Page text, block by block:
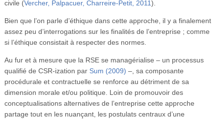
civile (Vercher, Palpacuer, Charreire-Petit, 2011).
Bien que l’on parle d’éthique dans cette approche, il y a finalement
assez peu d’interrogations sur les finalités de l’entreprise ; comme
si l’éthique consistait à respecter des normes.
Au fur et à mesure que la RSE se managérialise – un processus
qualifié de CSR-ization par Sum (2009) –, sa composante
procédurale et contractuelle se renforce au détriment de sa
dimension morale et/ou politique. Loin de promouvoir des
conceptualisations alternatives de l’entreprise cette approche
partage tout en les nuançant, les postulats centraux d’une